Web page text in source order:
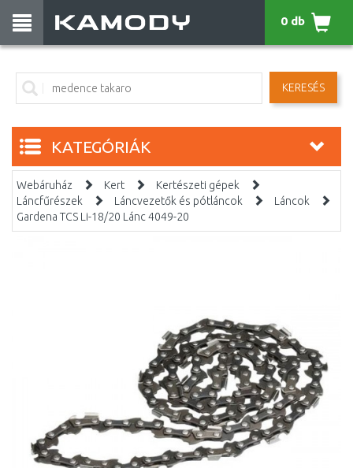
KERESÉS
0 db
KATEGÓRIÁK
Webáruház Kert
Kertészeti gépek
Láncfűrészek
Láncvezetők és pótláncok
Láncok
Gardena TCS Li-18/20 Lánc 4049-20